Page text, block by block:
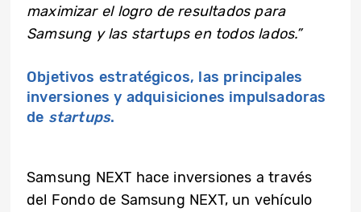
maximizar el logro de resultados para
Samsung y las startups en todos lados.”
Objetivos estratégicos, las principales
inversiones y adquisiciones impulsadoras
de startups.
Samsung NEXT hace inversiones a través
del Fondo de Samsung NEXT, un vehículo